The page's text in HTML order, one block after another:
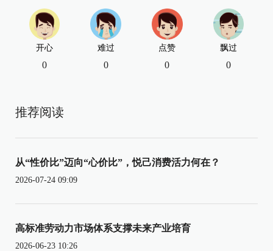
开心
0
难过
0
点赞
0
飘过
0
推荐阅读
从“性价比”迈向“心价比”，悦己消费活力何在？
2026-07-24 09:09
高标准劳动力市场体系支撑未来产业培育
2026-06-23 10:26